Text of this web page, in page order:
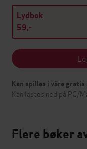
Lydbok
59,-
Kan spilles i våre
Kan lastes ned på PC/
Flere bøker